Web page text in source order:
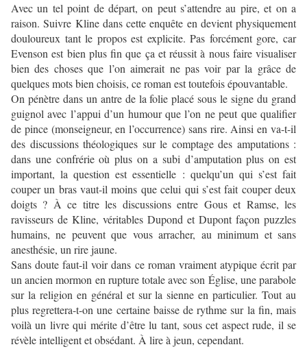
Avec un tel point de départ, on peut s’attendre au pire, et on a
raison. Suivre Kline dans cette enquête en devient physiquement
douloureux tant le propos est explicite. Pas forcément gore, car
Evenson est bien plus fin que ça et réussit à nous faire visualiser
bien des choses que l’on aimerait ne pas voir par la grâce de
quelques mots bien choisis, ce roman est toutefois épouvantable.
On pénètre dans un antre de la folie placé sous le signe du grand
guignol avec l’appui d’un humour que l’on ne peut que qualifier
de pince (monseigneur, en l’occurrence) sans rire. Ainsi en va-t-il
des discussions théologiques sur le comptage des amputations :
dans une confrérie où plus on a subi d’amputation plus on est
important, la question est essentielle : quelqu’un qui s’est fait
couper un bras vaut-il moins que celui qui s’est fait couper deux
doigts ? À ce titre les discussions entre Gous et Ramse, les
ravisseurs de Kline, véritables Dupond et Dupont façon puzzles
humains, ne peuvent que vous arracher, au minimum et sans
anesthésie, un rire jaune.
Sans doute faut-il voir dans ce roman vraiment atypique écrit par
un ancien mormon en rupture totale avec son Église, une parabole
sur la religion en général et sur la sienne en particulier. Tout au
plus regrettera-t-on une certaine baisse de rythme sur la fin, mais
voilà un livre qui mérite d’être lu tant, sous cet aspect rude, il se
révèle intelligent et obsédant. À lire à jeun, cependant.